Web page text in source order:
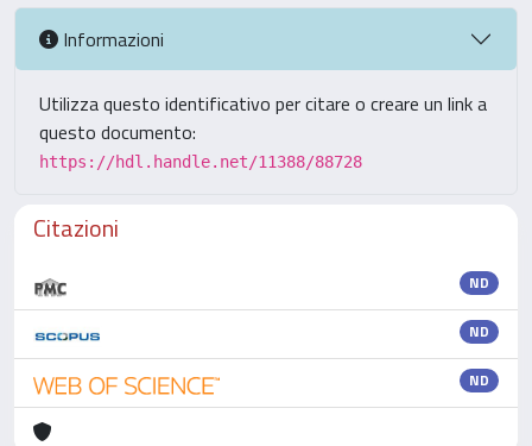
Informazioni
Utilizza questo identificativo per citare o creare un link a
questo documento:
https://hdl.handle.net/11388/88728
Citazioni
ND
ND
ND